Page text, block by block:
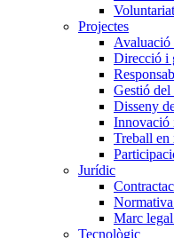
Projectes
Avaluació
Direcció i
Gestió
Disseny
Innovació
Treball en
Jurídic
Marc
Tecnològic